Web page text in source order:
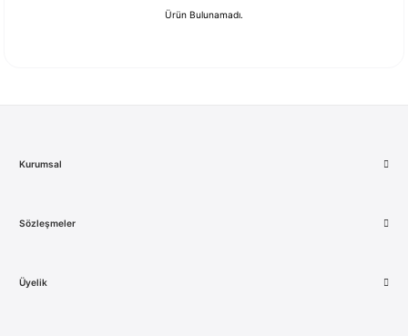
Ürün Bulunamadı.
Kurumsal
Sözleşmeler
Üyelik